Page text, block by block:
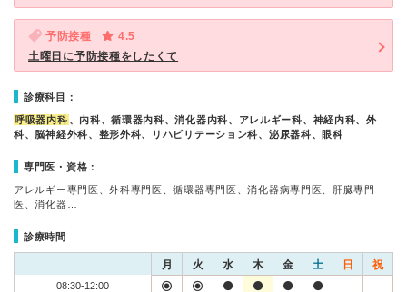
予防接種
4.5
土曜日に予防接種をしたくて
診療科目：
呼吸器内科 、内科、循環器内科、消化器内科、アレルギー科、神経内科、外
科、脳神経外科、整形外科、リハビリテーション科、泌尿器科、眼科
専門医・資格：
アレルギー専門医、外科専門医、循環器専門医、消化器病専門医、肝臓専門
医、消化器…
診療時間
月 火 水 木 金 土 日 祝
08:30-12:00